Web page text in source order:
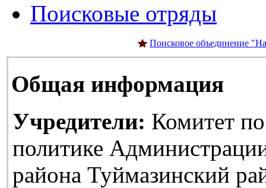
Поисковые отряды
Поисковое объединение
Общая информация
Учредители: Комитет
политике
района Туймазинский